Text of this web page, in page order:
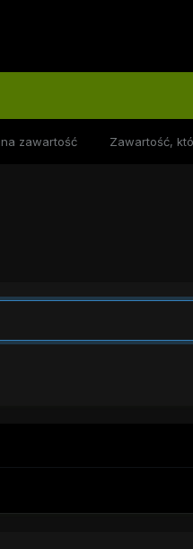
zawartość Zawartość,